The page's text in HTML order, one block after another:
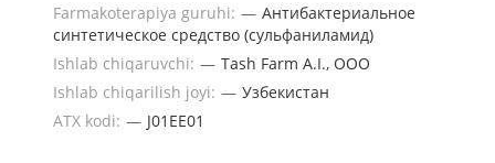
Farmakoterapiya guruhi: — Антибактериальное
синтетическое средство (сульфаниламид)
Ishlab chiqaruvchi: — Tash Farm A.I., ООО
Ishlab chiqarilish joyi: — Узбекистан
ATX kodi: — J01EE01